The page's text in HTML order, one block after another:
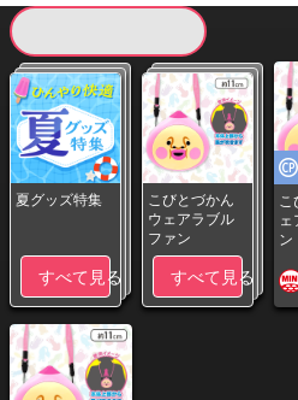
夏グッズ特集
すべて見る
こびとづかん
ウェアラブル
ファン
すべて見る
こ
ェ
ン